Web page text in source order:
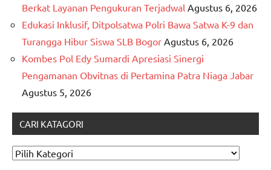
Berkat Layanan Pengukuran Terjadwal Agustus 6, 2026
Edukasi Inklusif, Ditpolsatwa Polri Bawa Satwa K-9 dan
Turangga Hibur Siswa SLB Bogor Agustus 6, 2026
Kombes Pol Edy Sumardi Apresiasi Sinergi
Pengamanan Obvitnas di Pertamina Patra Niaga Jabar
Agustus 5, 2026
CARI KATAGORI
CARI